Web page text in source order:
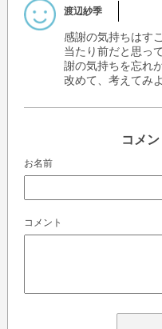
渡辺紗季
感謝の気持ちはす
当たり前だと思っ
謝の気持ちを忘れが
改めて、考えてみ
コメ
お名前
コメント